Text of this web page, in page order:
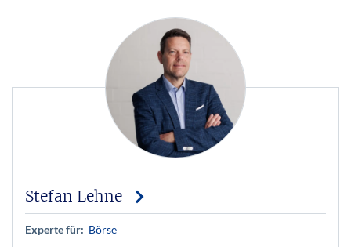
Stefan Lehne
Experte für: Börse